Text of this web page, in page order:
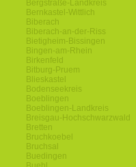
Bergstraße-Landkreis
Bernkastel-Wittlich
Biberach
Biberach-an-der-Riss
Bietigheim-Bissingen
Bingen-am-Rhein
Birkenfeld
Bitburg-Pruem
Blieskastel
Bodenseekreis
Boeblingen
Boeblingen-Landkreis
Breisgau-Hochschwarzwald
Bretten
Bruchkoebel
Bruchsal
Buedingen